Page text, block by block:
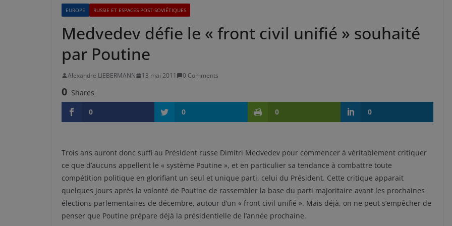
EUROPE RUSSIE ET ESPACES POST-SOVIÉTIQUES
Medvedev défie le « front civil unifié » souhaité
par Poutine
Alexandre LIEBERMANN 13 mai 2011 0 Comments
0 Shares
0
0 0 0
Trois ans auront donc suffi au Président russe Dimitri Medvedev pour commencer à véritablement critiquer
ce que d’aucuns appellent le « système Poutine », et en particulier sa tendance à combattre toute
compétition politique en glorifiant un seul et unique parti, celui du Président. Cette critique apparait
quelques jours après la volonté de Poutine de rassembler la base du parti majoritaire avant les prochaines
élections parlementaires de décembre, autour d’un « front civil unifié ». Mais déjà, on ne peut s’empêcher de
penser que Poutine prépare déjà la présidentielle de l’année prochaine.